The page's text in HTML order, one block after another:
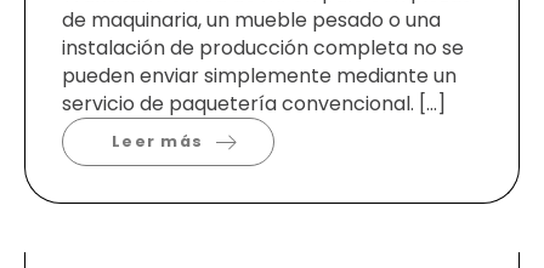
de maquinaria, un mueble pesado o una
instalación de producción completa no se
pueden enviar simplemente mediante un
servicio de paquetería convencional. […]
Leer más